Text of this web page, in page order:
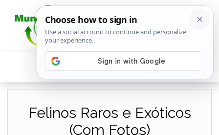
Felinos Raros e Exóticos
(Com Fotos)